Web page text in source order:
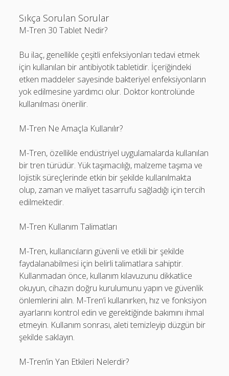
Sıkça Sorulan Sorular
M-Tren 30 Tablet Nedir?
Bu ilaç, genellikle çeşitli enfeksiyonları tedavi etmek
için kullanılan bir antibiyotik tabletidir. İçeriğindeki
etken maddeler sayesinde bakteriyel enfeksiyonların
yok edilmesine yardımcı olur. Doktor kontrolünde
kullanılması önerilir.
M-Tren Ne Amaçla Kullanılır?
M-Tren, özellikle endüstriyel uygulamalarda kullanılan
bir tren türüdür. Yük taşımacılığı, malzeme taşıma ve
lojistik süreçlerinde etkin bir şekilde kullanılmakta
olup, zaman ve maliyet tasarrufu sağladığı için tercih
edilmektedir.
M-Tren Kullanım Talimatları
M-Tren, kullanıcıların güvenli ve etkili bir şekilde
faydalanabilmesi için belirli talimatlara sahiptir.
Kullanmadan önce, kullanım kılavuzunu dikkatlice
okuyun, cihazın doğru kurulumunu yapın ve güvenlik
önlemlerini alın. M-Tren’i kullanırken, hız ve fonksiyon
ayarlarını kontrol edin ve gerektiğinde bakımını ihmal
etmeyin. Kullanım sonrası, aleti temizleyip düzgün bir
şekilde saklayın.
M-Tren’in Yan Etkileri Nelerdir?